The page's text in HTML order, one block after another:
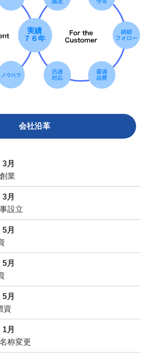
実績
７６年
会社沿革
月
業
月
設立
月
月
月
資
月
称変更